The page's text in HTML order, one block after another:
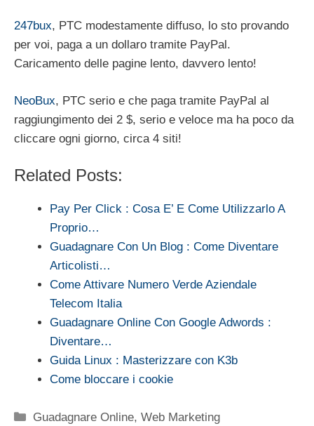
247bux, PTC modestamente diffuso, lo sto provando
per voi, paga a un dollaro tramite PayPal.
Caricamento delle pagine lento, davvero lento!
NeoBux, PTC serio e che paga tramite PayPal al
raggiungimento dei 2 $, serio e veloce ma ha poco da
cliccare ogni giorno, circa 4 siti!
Related Posts:
Pay Per Click : Cosa E’ E Come Utilizzarlo A
Proprio…
Guadagnare Con Un Blog : Come Diventare
Articolisti…
Come Attivare Numero Verde Aziendale
Telecom Italia
Guadagnare Online Con Google Adwords :
Diventare…
Guida Linux : Masterizzare con K3b
Come bloccare i cookie
Categorie
Guadagnare Online,Web Marketing